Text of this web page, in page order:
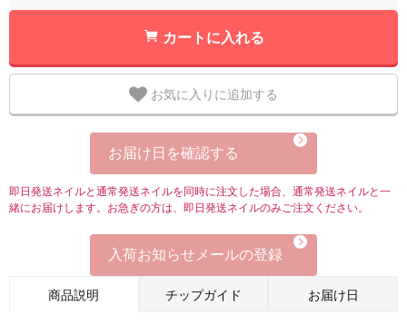
カートに入れる
お気に入りに追加する
お届け日を確認する
即日発送ネイルと通常発送ネイルを同時に注文した場合、通常発送ネイルと一
緒にお届けします。お急ぎの方は、即日発送ネイルのみご注文ください。
入荷お知らせメールの登録
商品説明 チップガイド お届け日